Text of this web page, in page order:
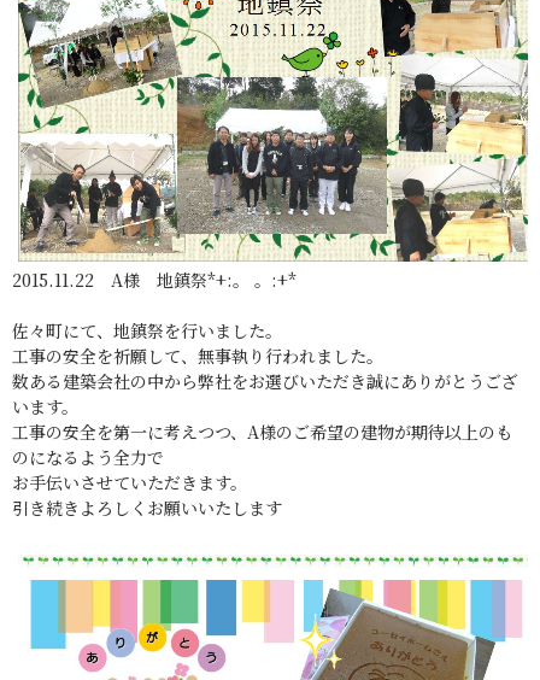
2015.11.22 A様 地鎮祭*+:。 。:+*
佐々町にて、地鎮祭を行いました。
工事の安全を祈願して、無事執り行われました。
数ある建築会社の中から弊社をお選びいただき誠にありがとうござ
います。
工事の安全を第一に考えつつ、A様のご希望の建物が期待以上のも
のになるよう全力で
お手伝いさせていただきます。
引き続きよろしくお願いいたします